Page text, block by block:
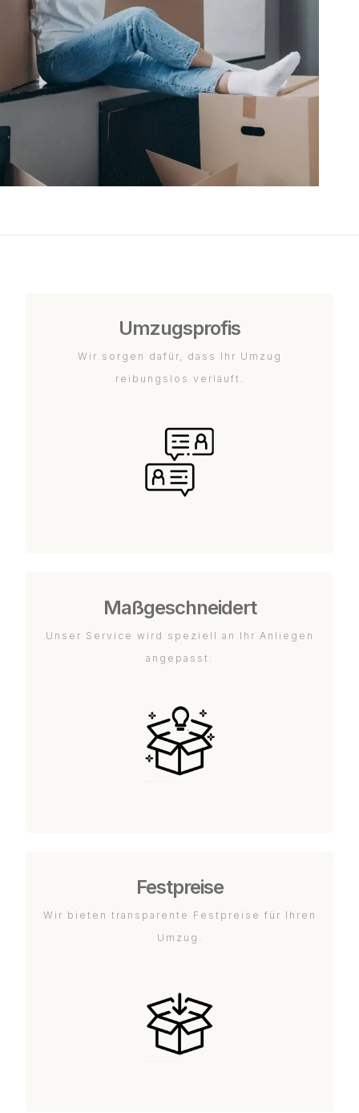
Umzugsprofis
Wir sorgen dafür, dass Ihr Umzug
reibungslos verläuft.
Maßgeschneidert
Unser Service wird speziell an Ihr Anliegen
angepasst.
Festpreise
Wir bieten transparente Festpreise für Ihren
Umzug.